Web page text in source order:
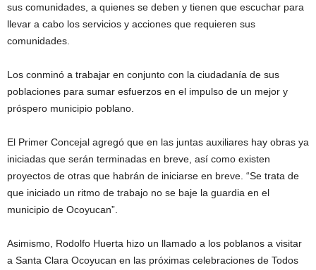
sus comunidades, a quienes se deben y tienen que escuchar para
llevar a cabo los servicios y acciones que requieren sus
comunidades.
Los conminó a trabajar en conjunto con la ciudadanía de sus
poblaciones para sumar esfuerzos en el impulso de un mejor y
próspero municipio poblano.
El Primer Concejal agregó que en las juntas auxiliares hay obras ya
iniciadas que serán terminadas en breve, así como existen
proyectos de otras que habrán de iniciarse en breve. “Se trata de
que iniciado un ritmo de trabajo no se baje la guardia en el
municipio de Ocoyucan”.
Asimismo, Rodolfo Huerta hizo un llamado a los poblanos a visitar
a Santa Clara Ocoyucan en las próximas celebraciones de Todos